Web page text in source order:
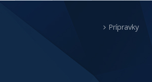
Prípravky